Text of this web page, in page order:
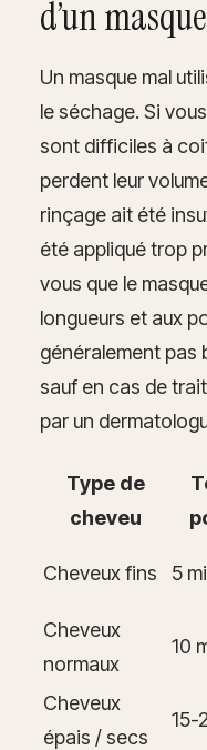
d’un
Un masque mal
le séchage. Si
sont difficiles à
perdent leur
rinçage ait été
été appliqué trop
vous que le
longueurs et aux
généralement pas
sauf en cas de
par un
Type de
cheveu
Cheveux fins 5
Cheveux
normaux
10
Cheveux
épais / secs
15-